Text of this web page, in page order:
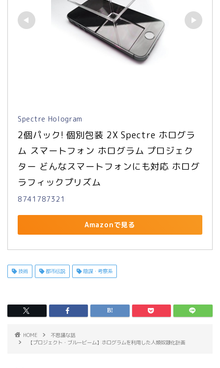
Spectre Hologram
2個パック! 個別包装 2X Spectre ホログラ
ム スマートフォン ホログラム プロジェク
ター どんなスマートフォンにも対応 ホログ
ラフィックプリズム
8741787321
Amazonで見る
技術 都市伝説 陰謀・考察系
HOME
不思議な話
【プロジェクト・ブルービーム】ホログラムを利用した人類奴隷化計画